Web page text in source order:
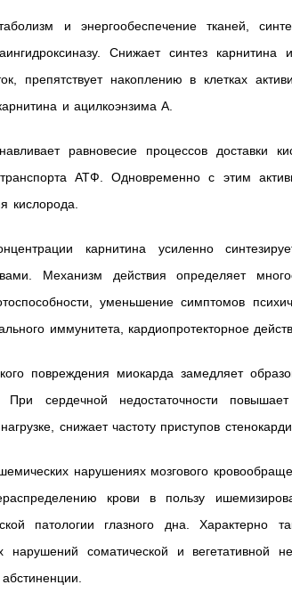
и энергообеспечение тканей,
Снижает синтез
препятствует накоплению в клетках
и ацилкоэнзима А.
равновесие процессов доставки
АТФ. Одновременно с этим
кислорода.
карнитина усиленно
Механизм действия определяет
уменьшение симптомов
иммунитета, кардиопротекторное
повреждения миокарда замедляет
При сердечной недостаточности
снижает частоту приступов
нарушениях мозгового
крови в пользу
патологии глазного дна. Характерно
нарушений соматической и вегетативной